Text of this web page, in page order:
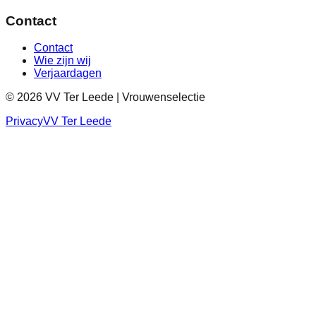
Contact
Contact
Wie zijn wij
Verjaardagen
© 2026 VV Ter Leede | Vrouwenselectie
PrivacyVV Ter Leede